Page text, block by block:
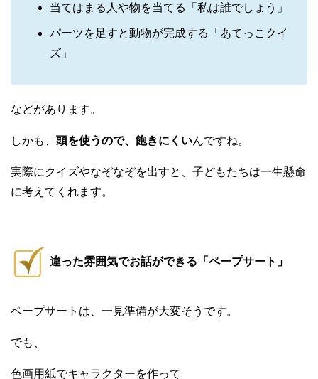
当てはまる人や物を当てる「私は誰でしょう」
パーツを足すと動物が完成する「あてっこクイ
ズ」
などがあります。
しかも、 頭を使うので、飽きにくいんですね。
実際にクイズやなぞなぞを出すと、子どもたちは一生懸命
に考えてくれます。
違った雰囲気でお話ができる「ペープサート」
ペープサートは、一見準備が大変そうです。
でも、
色画用紙でキャラクターを作って